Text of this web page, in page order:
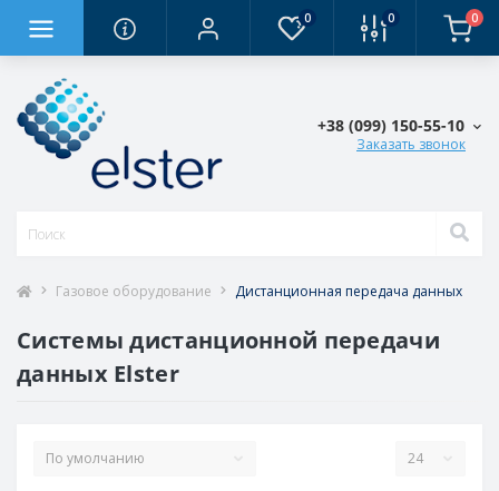
0 0 0
+38 (0‎99) 150-55-10
Заказать звонок
Газовое оборудование Дистанционная передача данных
Системы дистанционной передачи
данных Elster